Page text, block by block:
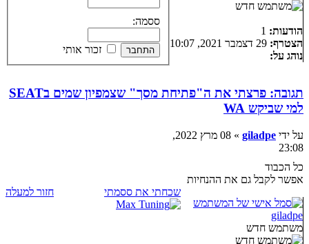
הודעות:
הצטרף:
נוהג על:
תגובה: פרצתי את ה"פתיחת מסך" שצמפיון שמים בSEAT
למי שביקש WA
על ידי giladpe
» 08 מרץ 2022,
23:08
כל הכבוד
אפשר לקבל גם את ההנחיות
giladpe
משתמש חדש
חזור למעלה
ססמה:
זכור אותי
שכחתי את ססמתי